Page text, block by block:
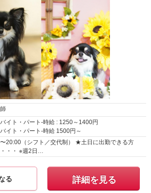
イト・パート-時給 : 1250～ 1400円
イト・パート-時給 1500円～
（シフト／交代制） ★土日に出勤できる方
・・ ※週2日…
る 詳細を見る